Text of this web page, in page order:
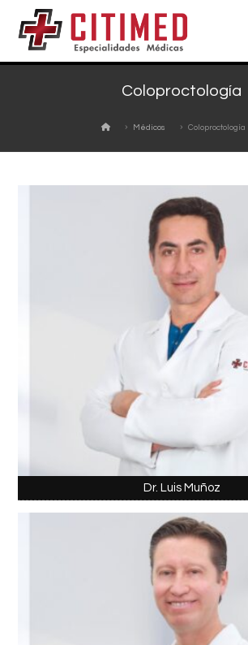
Coloproctología
Médicos Coloproctología
Dr. Luis Muñoz